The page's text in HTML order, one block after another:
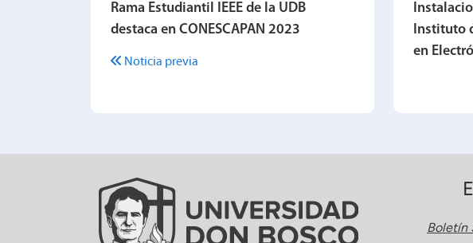
Rama Estudiantil IEEE de la UDB
destaca en CONESCAPAN 2023
Noticia previa
Instituto
en
Boletín